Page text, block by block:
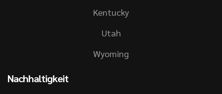
Kentucky
Utah
Wyoming
Nachhaltigkeit